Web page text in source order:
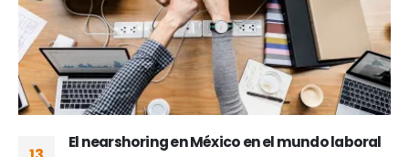
El nearshoring en México en el mundo laboral